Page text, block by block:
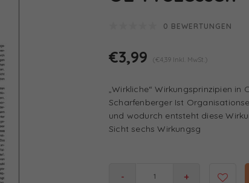
0 BEWERTUNGEN
€3,99 (€4,39 Inkl. MwSt.)
„Wirkliche“ Wirkungsprinzipien in
Scharfenberger Ist
und wodurch entsteht diese
Sicht sechs Wirkungsg
- +